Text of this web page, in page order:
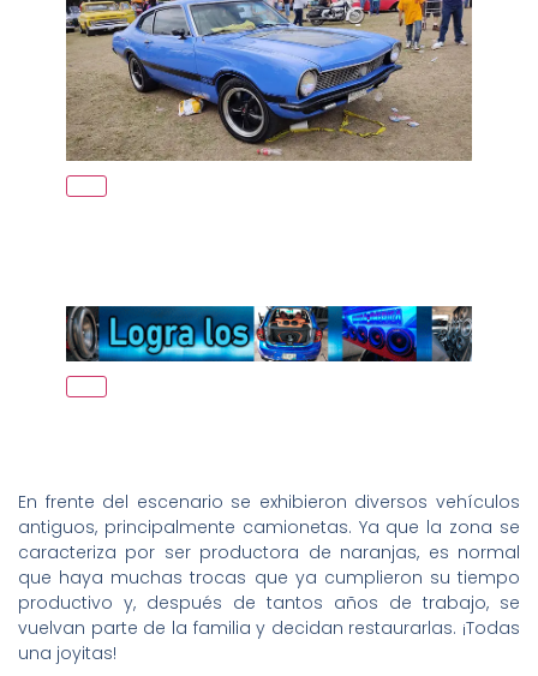
En frente del escenario se exhibieron diversos vehículos
antiguos, principalmente camionetas. Ya que la zona se
caracteriza por ser productora de naranjas, es normal
que haya muchas trocas que ya cumplieron su tiempo
productivo y, después de tantos años de trabajo, se
vuelvan parte de la familia y decidan restaurarlas. ¡Todas
una joyitas!